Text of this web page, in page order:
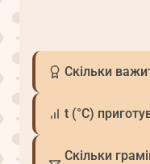
Скільки
t (°С)
Скільки